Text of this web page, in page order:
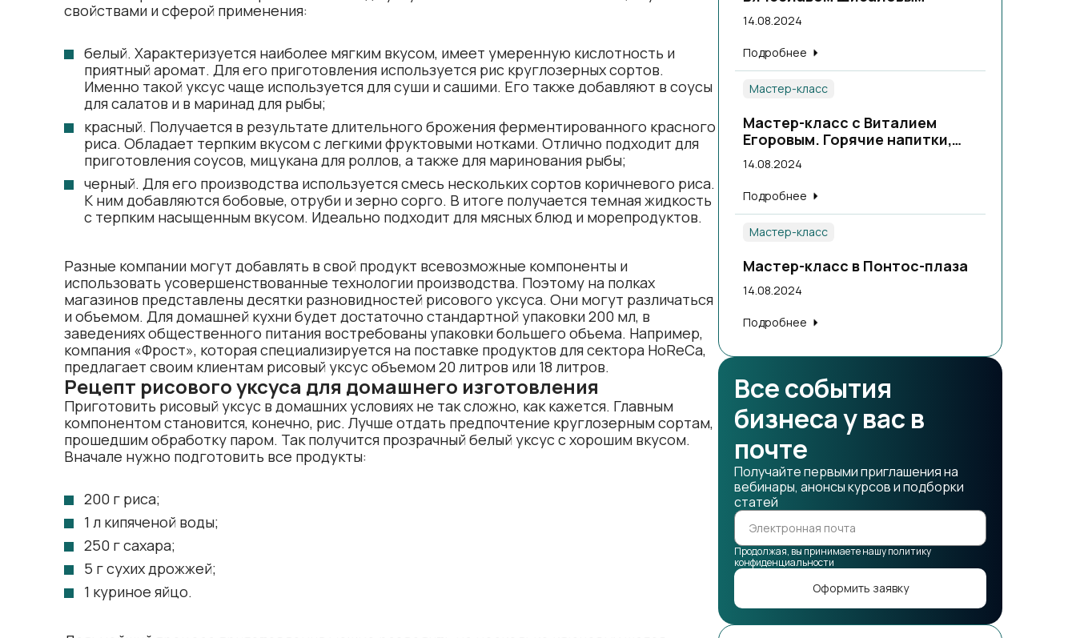
свойствами и сферой применения:
белый. Характеризуется наиболее мягким вкусом, имеет умеренную кислотность и
приятный аромат. Для его приготовления используется рис круглозерных сортов.
Именно такой уксус чаще используется для суши и сашими. Его также добавляют в соусы
для салатов и в маринад для рыбы;
красный. Получается в результате длительного брожения ферментированного красного
риса. Обладает терпким вкусом с легкими фруктовыми нотками. Отлично подходит для
приготовления соусов, мицукана для роллов, а также для маринования рыбы;
черный. Для его производства используется смесь нескольких сортов коричневого риса.
К ним добавляются бобовые, отруби и зерно сорго. В итоге получается темная жидкость
с терпким насыщенным вкусом. Идеально подходит для мясных блюд и морепродуктов.
Разные компании могут добавлять в свой продукт всевозможные компоненты и
использовать усовершенствованные технологии производства. Поэтому на полках
магазинов представлены десятки разновидностей рисового уксуса. Они могут различаться
и объемом. Для домашней кухни будет достаточно стандартной упаковки 200 мл, в
заведениях общественного питания востребованы упаковки большего объема. Например,
компания «Фрост», которая специализируется на поставке продуктов для сектора HoReCa,
предлагает своим клиентам рисовый уксус объемом 20 литров или 18 литров.
Рецепт рисового уксуса для домашнего изготовления
Приготовить рисовый уксус в домашних условиях не так сложно, как кажется. Главным
компонентом становится, конечно, рис. Лучше отдать предпочтение круглозерным сортам,
прошедшим обработку паром. Так получится прозрачный белый уксус с хорошим вкусом.
Вначале нужно подготовить все продукты:
200 г риса;
1 л кипяченой воды;
250 г сахара;
5 г сухих дрожжей;
1 куриное яйцо.
14.08.2024
Подробнее
Мастер-класс
Мастер-класс с Виталием
Егоровым. Горячие напитки,
теплые коктейли.
14.08.2024
Подробнее
Мастер-класс
Мастер-класс в Понтос-плаза
14.08.2024
Подробнее
Все события
бизнеса у вас в
почте
Получайте первыми приглашения на
вебинары, анонсы курсов и подборки
статей
Продолжая, вы принимаете нашу политику
конфиденциальности
Оформить заявку